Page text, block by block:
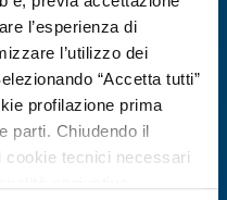
l’esperienza di
l’utilizzo dei
“Accetta tutti”
profilazione prima
parti. Chiudendo il
cookie tecnici necessari